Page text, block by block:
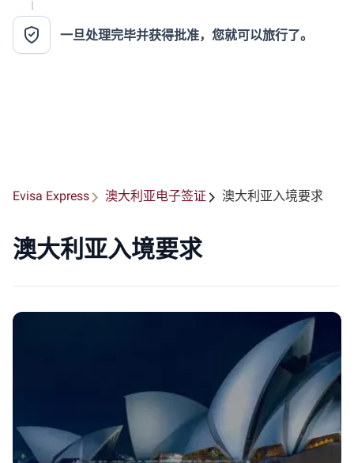
一旦处理完毕并获得批准，您就可以旅行了。
Evisa Express 澳大利亚电子签证 澳大利亚入境要求
澳大利亚入境要求